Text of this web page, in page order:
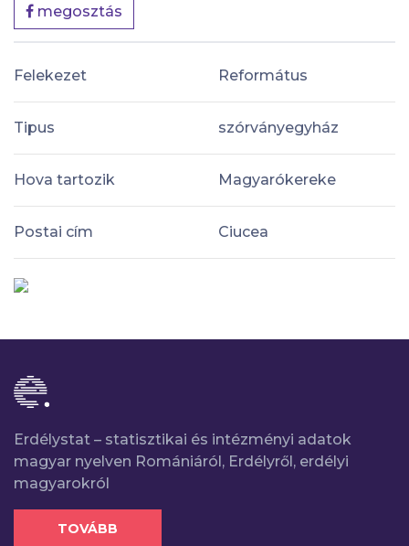
megosztás
Felekezet Református
Tipus szórványegyház
Hova tartozik Magyarókereke
Postai cím Ciucea
Erdélystat – statisztikai és intézményi adatok
magyar nyelven Romániáról, Erdélyről, erdélyi
magyarokról
TOVÁBB